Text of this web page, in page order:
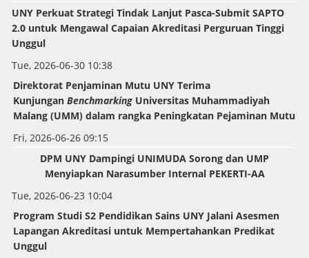
UNY Perkuat Strategi Tindak Lanjut Pasca-Submit SAPTO
2.0 untuk Mengawal Capaian Akreditasi Perguruan Tinggi
Unggul
Tue, 2026-06-30 10:38
Direktorat Penjaminan Mutu UNY Terima
Kunjungan BenchmarkingUniversitas Muhammadiyah
Malang (UMM) dalam rangka Peningkatan Pejaminan Mutu
Fri, 2026-06-26 09:15
DPM UNY Dampingi UNIMUDA Sorong dan UMP
Menyiapkan Narasumber Internal PEKERTI-AA
Tue, 2026-06-23 10:04
Program Studi S2 Pendidikan Sains UNY Jalani Asesmen
Lapangan Akreditasi untuk Mempertahankan Predikat
Unggul